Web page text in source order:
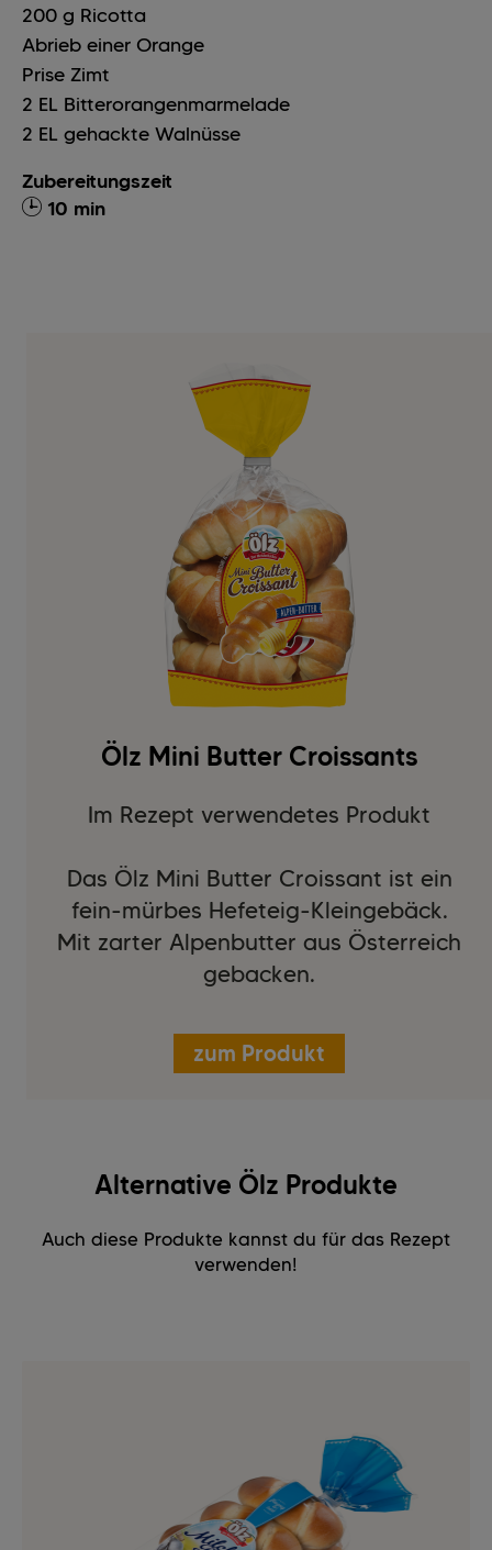
200 g Ricotta
Abrieb einer Orange
Prise Zimt
2 EL Bitterorangenmarmelade
2 EL gehackte Walnüsse
Zubereitungszeit
10 min
Ölz Mini Butter Croissants
Im Rezept verwendetes Produkt
Das Ölz Mini Butter Croissant ist ein
fein-mürbes Hefeteig-Kleingebäck.
Mit zarter Alpenbutter aus Österreich
gebacken.
zum Produkt
Alternative Ölz Produkte
Auch diese Produkte kannst du für das Rezept
verwenden!